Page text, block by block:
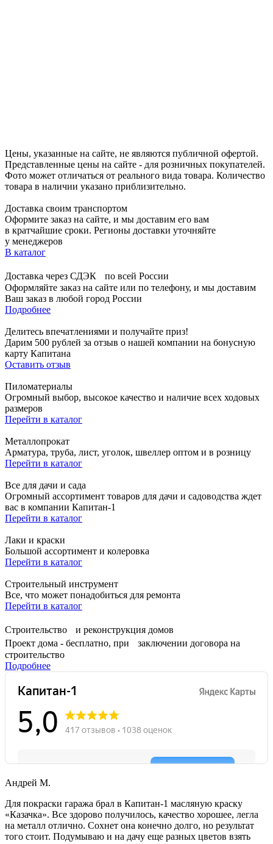
Цены, указанные на сайте, не являются публичной офертой.
Представленные цены на сайте - для розничных покупателей.
Фото может отличаться от реального вида товара. Количество
товара в наличии указано приблизительно.
Доставка своим транспортом
Оформите заказ на сайте, и мы доставим его вам
в кратчайшие сроки. Регионы доставки уточняйте
у менеджеров
В каталог
Доставка через СДЭК по всей России
Оформляйте заказ на сайте или по телефону, и мы доставим
Ваш заказ в любой город России
Подробнее
Делитесь впечатлениями и получайте приз!
Дарим 500 рублей за отзыв о нашей компании на бонусную
карту Капитана
Оставить отзыв
Пиломатериалы
Огромный выбор, высокое качество и наличие всех ходовых
размеров
Перейти в каталог
Металлопрокат
Арматура, труба, лист, уголок, швеллер оптом и в розницу
Перейти в каталог
Все для дачи и сада
Огромный ассортимент товаров для дачи и садоводства ждет
вас в компании Капитан-1
Перейти в каталог
Лаки и краски
Большой ассортимент и колеровка
Перейти в каталог
Строительный инструмент
Все, что может понадобиться для ремонта
Перейти в каталог
Строительство и реконструкция домов
Проект дома - бесплатно, при заключении договора на
строительство
Подробнее
Андрей М.
Для покраски гаража брал в Капитан-1 масляную краску
«Казачка». Все здорово получилось, качество хорошее, легла
на металл отлично. Сохнет она конечно долго, но результат
того стоит. Подумываю и на дачу еще разных цветов взять